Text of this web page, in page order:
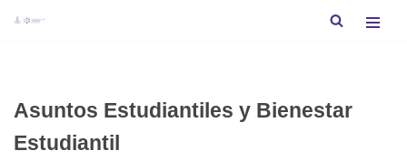
Asuntos Estudiantiles y Bienestar
Estudiantil